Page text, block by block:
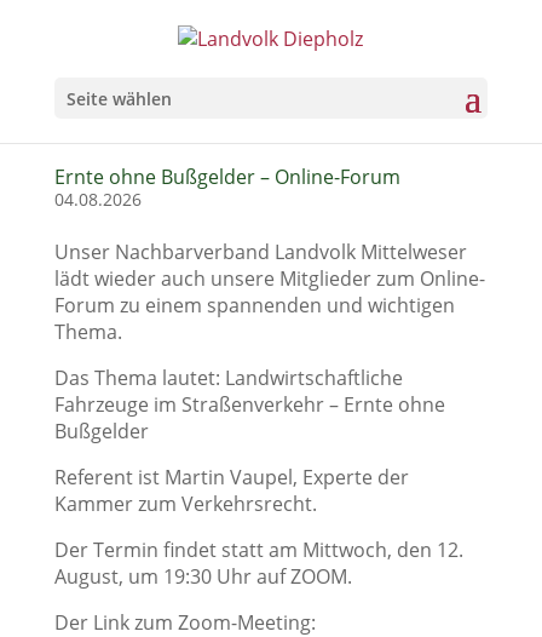
Seite wählen
Ernte ohne Bußgelder – Online-Forum
04.08.2026
Unser Nachbarverband Landvolk Mittelweser
lädt wieder auch unsere Mitglieder zum Online-
Forum zu einem spannenden und wichtigen
Thema.
Das Thema lautet: Landwirtschaftliche
Fahrzeuge im Straßenverkehr – Ernte ohne
Bußgelder
Referent ist Martin Vaupel, Experte der
Kammer zum Verkehrsrecht.
Der Termin findet statt am Mittwoch, den 12.
August, um 19:30 Uhr auf ZOOM.
Der Link zum Zoom-Meeting: